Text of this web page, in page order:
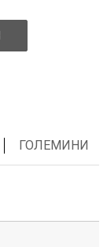
ГОЛЕМИНИ